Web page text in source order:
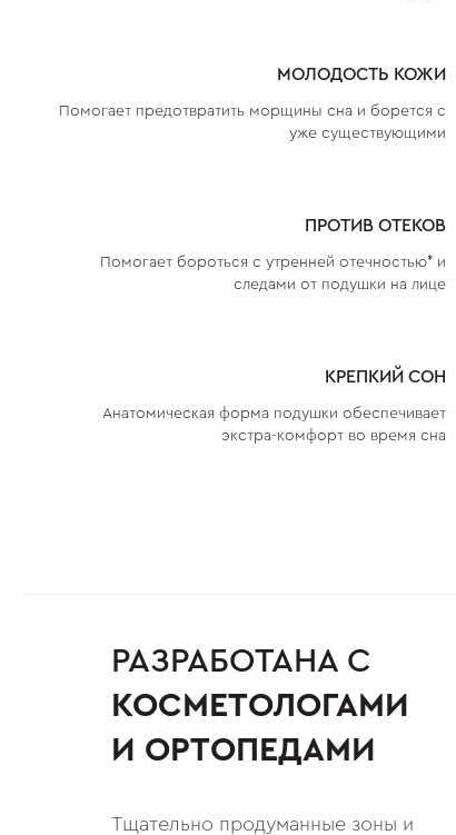
МОЛОДОСТЬ КОЖИ
Помогает предотвратить морщины сна и борется с
уже существующими
ПРОТИВ ОТЕКОВ
Помогает бороться с утренней отечностью* и
следами от подушки на лице
КРЕПКИЙ СОН
Анатомическая форма подушки обеспечивает
экстра-комфорт во время сна
РАЗРАБОТАНА С
КОСМЕТОЛОГАМИ
И ОРТОПЕДАМИ
Тщательно продуманные зоны и